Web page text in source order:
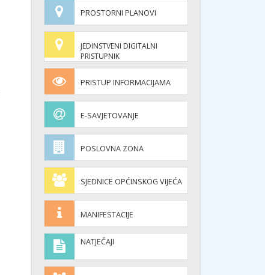
PROSTORNI PLANOVI
JEDINSTVENI DIGITALNI
PRISTUPNIK
PRISTUP INFORMACIJAMA
E-SAVJETOVANJE
POSLOVNA ZONA
SJEDNICE OPĆINSKOG VIJEĆA
MANIFESTACIJE
NATJEČAJI